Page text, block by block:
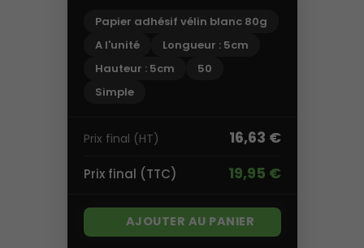
Papier adhésif vélin blanc 80g
A l'unité
Longueur : 5cm
Hauteur : 5cm
50
Simple
Prix final (HT) 16,63 €
Prix final (TTC) 19,95 €
AJOUTER AU PANIER